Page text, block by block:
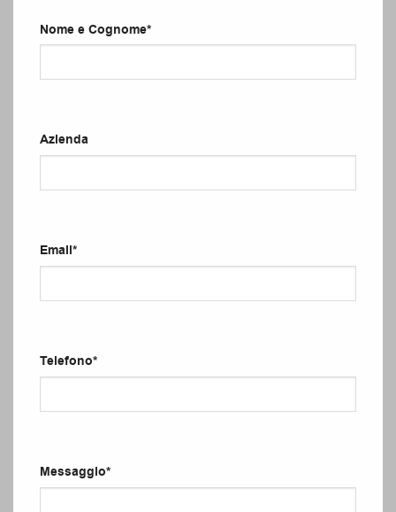
Nome e Cognome*
Azienda
Email*
Telefono*
Messaggio*